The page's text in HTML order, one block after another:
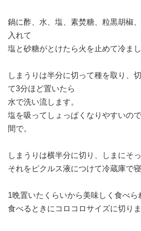
鍋に酢、水、塩、素焚糖、粒黒胡椒
入れて
塩と砂糖がとけたら火を止めて冷まし
しまうりは半分に切って種を取り、
て3分ほど置いたら
水で洗い流します。
塩を吸ってしょっぱくなりやすいの
間で。
しまうりは横半分に切り、しまにそ
それをピクルス液につけて冷蔵庫で寝
1晩置いたくらいから美味しく食べら
食べるときにコロコロサイズに切り